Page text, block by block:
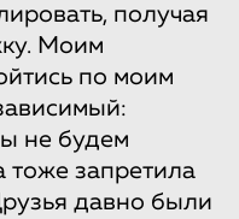
получая
Моим
по моим
не будем
тоже запретила
давно были